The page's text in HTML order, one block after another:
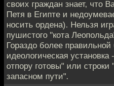
своих граждан знает, что
Петя в Египте и
носить ордена). Нельзя
пушистого "кота
Гораздо более
идеологическая
отпору готовы" или
запасном пути".